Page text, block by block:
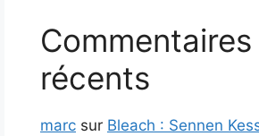
Commentaires
récents
marc sur Bleach : Sennen